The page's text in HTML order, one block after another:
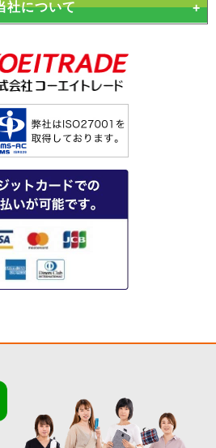
社について